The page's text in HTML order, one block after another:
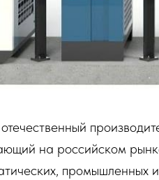
на российском
промышленных